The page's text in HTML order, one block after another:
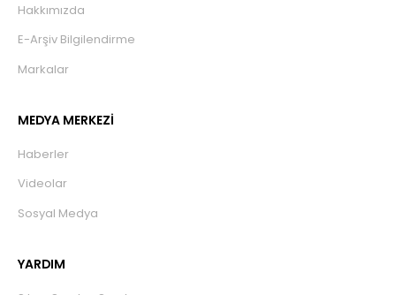
Hakkımızda
E-Arşiv Bilgilendirme
Markalar
MEDYA MERKEZİ
Haberler
Videolar
Sosyal Medya
YARDIM